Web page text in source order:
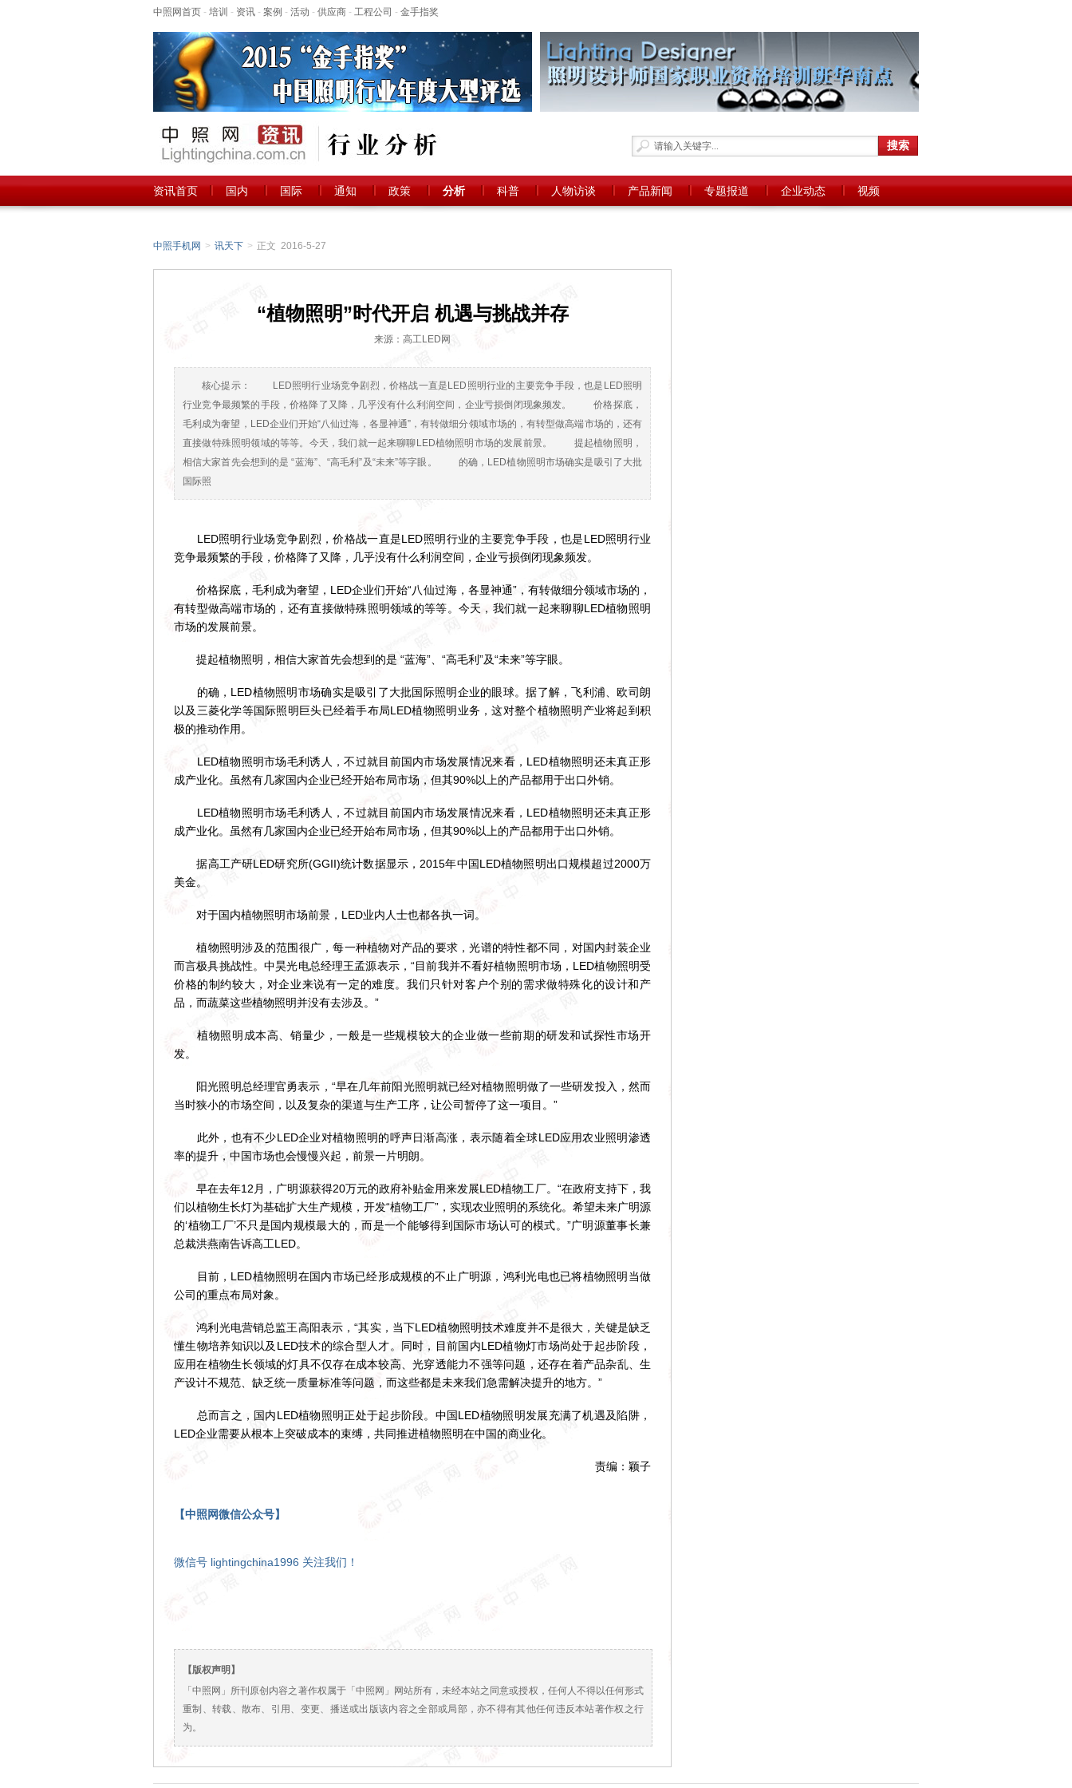
中照网首页 - 培训 - 资讯 - 案例 - 活动 - 供应商 - 工程公司 - 金手指奖
资讯首页 国内 国际 通知 政策 分析 科普 人物访谈 产品新闻 专题报道 企业动态 视频
中照手机网 > 讯天下 > 正文 2016-5-27
“植物照明”时代开启 机遇与挑战并存
来源：高工LED网
核心提示： LED照明行业场竞争剧烈，价格战一直是LED照明行业的主要竞争手段，也是LED照明
行业竞争最频繁的手段，价格降了又降，几乎没有什么利润空间，企业亏损倒闭现象频发。 价格探底，
毛利成为奢望，LED企业们开始“八仙过海，各显神通”，有转做细分领域市场的，有转型做高端市场的，还有
直接做特殊照明领域的等等。今天，我们就一起来聊聊LED植物照明市场的发展前景。 提起植物照明，
相信大家首先会想到的是 “蓝海”、“高毛利”及“未来”等字眼。 的确，LED植物照明市场确实是吸引了大批
国际照
LED照明行业场竞争剧烈，价格战一直是LED照明行业的主要竞争手段，也是LED照明行业
竞争最频繁的手段，价格降了又降，几乎没有什么利润空间，企业亏损倒闭现象频发。
价格探底，毛利成为奢望，LED企业们开始“八仙过海，各显神通”，有转做细分领域市场的，
有转型做高端市场的，还有直接做特殊照明领域的等等。今天，我们就一起来聊聊LED植物照明
市场的发展前景。
提起植物照明，相信大家首先会想到的是 “蓝海”、“高毛利”及“未来”等字眼。
的确，LED植物照明市场确实是吸引了大批国际照明企业的眼球。据了解，飞利浦、欧司朗
以及三菱化学等国际照明巨头已经着手布局LED植物照明业务，这对整个植物照明产业将起到积
极的推动作用。
LED植物照明市场毛利诱人，不过就目前国内市场发展情况来看，LED植物照明还未真正形
成产业化。虽然有几家国内企业已经开始布局市场，但其90%以上的产品都用于出口外销。
LED植物照明市场毛利诱人，不过就目前国内市场发展情况来看，LED植物照明还未真正形
成产业化。虽然有几家国内企业已经开始布局市场，但其90%以上的产品都用于出口外销。
据高工产研LED研究所(GGII)统计数据显示，2015年中国LED植物照明出口规模超过2000万
美金。
对于国内植物照明市场前景，LED业内人士也都各执一词。
植物照明涉及的范围很广，每一种植物对产品的要求，光谱的特性都不同，对国内封装企业
而言极具挑战性。中昊光电总经理王孟源表示，“目前我并不看好植物照明市场，LED植物照明受
价格的制约较大，对企业来说有一定的难度。我们只针对客户个别的需求做特殊化的设计和产
品，而蔬菜这些植物照明并没有去涉及。”
植物照明成本高、销量少，一般是一些规模较大的企业做一些前期的研发和试探性市场开
发。
阳光照明总经理官勇表示，“早在几年前阳光照明就已经对植物照明做了一些研发投入，然而
当时狭小的市场空间，以及复杂的渠道与生产工序，让公司暂停了这一项目。”
此外，也有不少LED企业对植物照明的呼声日渐高涨，表示随着全球LED应用农业照明渗透
率的提升，中国市场也会慢慢兴起，前景一片明朗。
早在去年12月，广明源获得20万元的政府补贴金用来发展LED植物工厂。“在政府支持下，我
们以植物生长灯为基础扩大生产规模，开发“植物工厂”，实现农业照明的系统化。希望未来广明源
的‘植物工厂’不只是国内规模最大的，而是一个能够得到国际市场认可的模式。”广明源董事长兼
总裁洪燕南告诉高工LED。
目前，LED植物照明在国内市场已经形成规模的不止广明源，鸿利光电也已将植物照明当做
公司的重点布局对象。
鸿利光电营销总监王高阳表示，“其实，当下LED植物照明技术难度并不是很大，关键是缺乏
懂生物培养知识以及LED技术的综合型人才。同时，目前国内LED植物灯市场尚处于起步阶段，
应用在植物生长领域的灯具不仅存在成本较高、光穿透能力不强等问题，还存在着产品杂乱、生
产设计不规范、缺乏统一质量标准等问题，而这些都是未来我们急需解决提升的地方。”
总而言之，国内LED植物照明正处于起步阶段。中国LED植物照明发展充满了机遇及陷阱，
LED企业需要从根本上突破成本的束缚，共同推进植物照明在中国的商业化。
责编：颖子
【中照网微信公众号】
微信号 lightingchina1996 关注我们！
【版权声明】
「中照网」所刊原创内容之著作权属于「中照网」网站所有，未经本站之同意或授权，任何人不得以任何形式
重制、转载、散布、引用、变更、播送或出版该内容之全部或局部，亦不得有其他任何违反本站著作权之行
为。